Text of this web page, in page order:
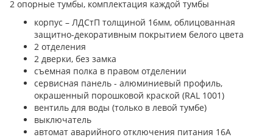
2 опорные тумбы, комплектация каждой тумбы
корпус – ЛДСтП толщиной 16мм, облицованная
защитно-декоративным покрытием белого цвета
2 отделения
2 дверки, без замка
съемная полка в правом отделении
сервисная панель - алюминиевый профиль,
окрашенный порошковой краской (RAL 1001)
вентиль для воды (только в левой тумбе)
выключатель
автомат аварийного отключения питания 16А